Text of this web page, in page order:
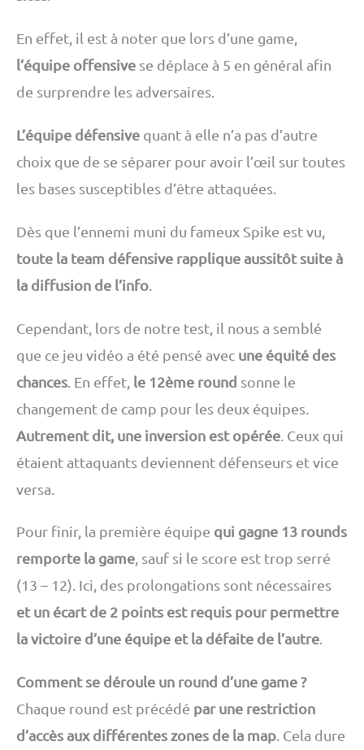
En effet, il est à noter que lors d’une game,
l’équipe offensive se déplace à 5 en général afin
de surprendre les adversaires.
L’équipe défensive quant à elle n’a pas d’autre
choix que de se séparer pour avoir l’œil sur toutes
les bases susceptibles d’être attaquées.
Dès que l’ennemi muni du fameux Spike est vu,
toute la team défensive rapplique aussitôt suite à
la diffusion de l’info
Cependant, lors de notre test, il nous a semblé
que ce jeu vidéo a été pensé avec une équité des
chances . En effet, le 12ème round sonne le
changement de camp pour les deux équipes.
Autrement dit, une inversion est opérée . Ceux qui
étaient attaquants deviennent défenseurs et vice
versa.
Pour finir, la première équipe qui gagne 13 rounds
remporte la game, sauf si le score est trop serré
(13 – 12). Ici, des prolongations sont nécessaires
et un écart de 2 points est requis pour permettre
la victoire d’une équipe et la défaite de l’autre.
Comment se déroule un round d’une game ?
Chaque round est précédé par une restriction
d’accès aux différentes zones de la map . Cela dure